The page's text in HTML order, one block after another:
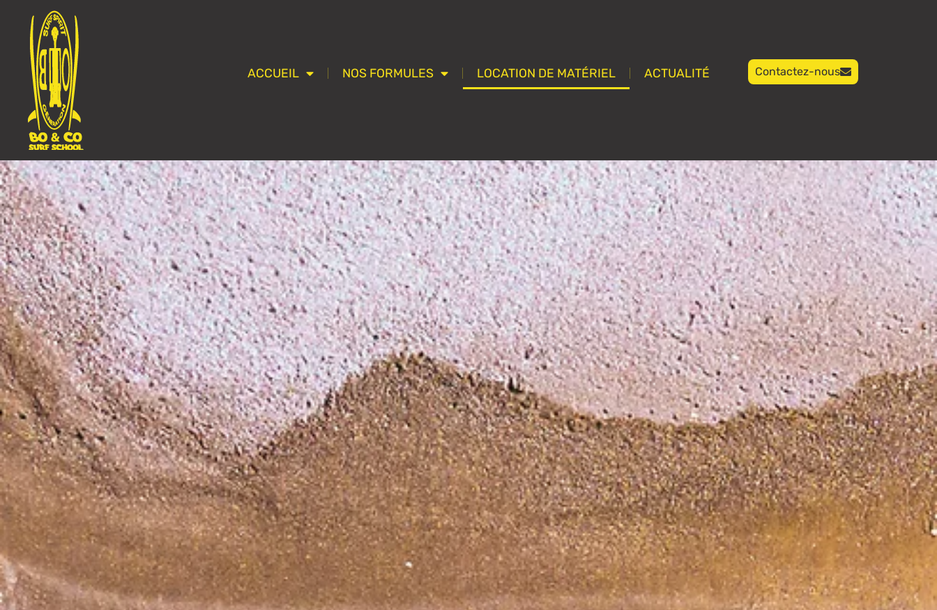
ACCUEIL NOS FORMULES LOCATION DE MATÉRIEL ACTUALITÉ Contactez-nous